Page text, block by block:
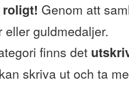
roligt! Genom att
guldmedaljer.
finns det
skriva ut och ta